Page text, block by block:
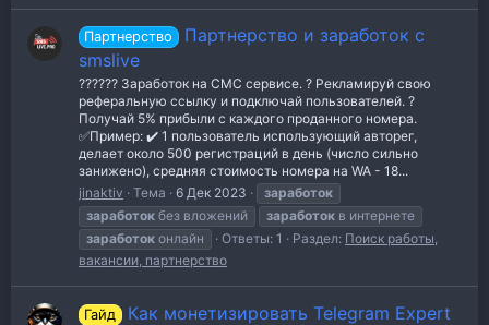
Партнерство
Партнерство и заработок с
smslive
?????? Заработок на СМС сервисе. ? Рекламируй свою
реферальную ссылку и подключай пользователей. ?
Получай 5% прибыли с каждого проданного номера.
✅Пример: ✔️ 1 пользователь использующий авторег,
делает около 500 регистраций в день (число сильно
занижено), средняя стоимость номера на WA - 18...
jinaktiv
Тема 6 Дек 2023
заработок
заработок без вложений заработок в интернете
заработок онлайн Ответы: 1 Раздел: Поиск работы,
вакансии, партнерство
Гайд Как монетизировать Telegram Expert